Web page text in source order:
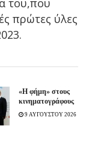
πρώτες ύλες
«H φήμη» στους
κινηματογράφους
9 ΑΥΓΟΥΣΤΟΥ 2026